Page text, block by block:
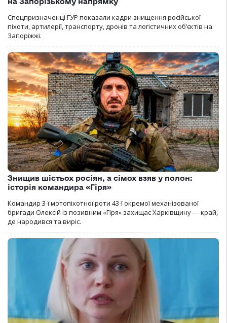
Спецпризначенці ГУР показали кадри знищення російської
піхоти, артилерії, транспорту, дронів та логістичних об’єктів на
Запоріжжі.
Знищив шістьох росіян, а сімох взяв у полон:
історія командира «Гіря»
Командир 3-ї мотопіхотної роти 43-ї окремої механізованої
бригади Олексій із позивним «Гіря» захищає Харківщину — край,
де народився та виріс.